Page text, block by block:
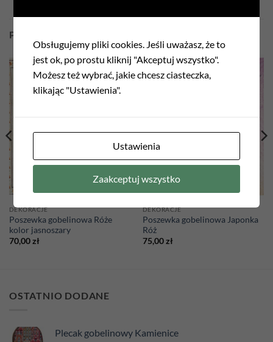
PODOBNE PRODUKTY
wishlist
DEKORACJE
Poszewka gobelinowa Róże
kolor jasnoszary
70,00zł
DEKORACJE
Poszewka gobelinowa Japonka
Róż
75,00zł
OSTATNIO DODANE
Plecak gobelinowy Kamienice
Obsługujemy pliki cookies. Jeśli uważasz, że to
jest ok, po prostu kliknij "Akceptuj wszystko".
Możesz też wybrać, jakie chcesz ciasteczka,
klikając "Ustawienia".
Ustawienia
Zaakceptuj wszystko